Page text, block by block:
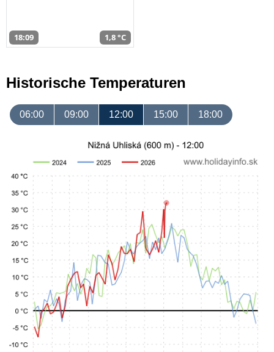
18:09 1,8 °C
Historische Temperaturen
06:00 09:00 12:00 15:00 18:00